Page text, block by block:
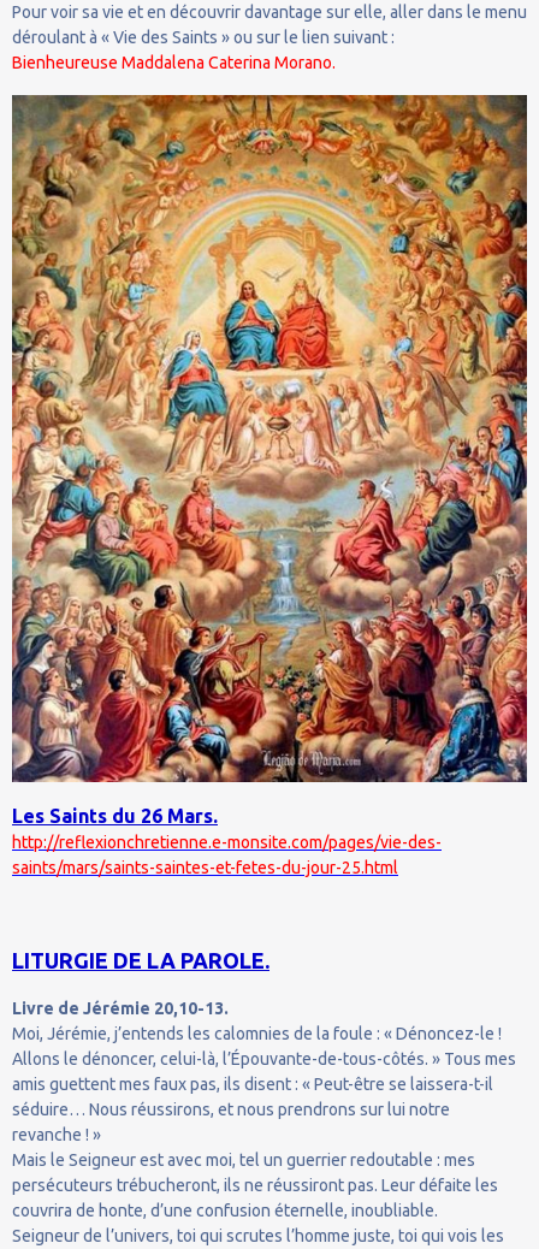
Pour voir sa vie et en découvrir davantage sur elle, aller dans le menu
déroulant à « Vie des Saints » ou sur le lien suivant :
Bienheureuse Maddalena Caterina Morano.
Les Saints du 26 Mars.
http://reflexionchretienne.e-monsite.com/pages/vie-des-
saints/mars/saints-saintes-et-fetes-du-jour-25.html
LITURGIE DE LA PAROLE.
Livre de Jérémie 20,10-13.
Moi, Jérémie, j’entends les calomnies de la foule : « Dénoncez-le !
Allons le dénoncer, celui-là, l’Épouvante-de-tous-côtés. » Tous mes
amis guettent mes faux pas, ils disent : « Peut-être se laissera-t-il
séduire… Nous réussirons, et nous prendrons sur lui notre
revanche ! »
Mais le Seigneur est avec moi, tel un guerrier redoutable : mes
persécuteurs trébucheront, ils ne réussiront pas. Leur défaite les
couvrira de honte, d’une confusion éternelle, inoubliable.
Seigneur de l’univers, toi qui scrutes l’homme juste, toi qui vois les